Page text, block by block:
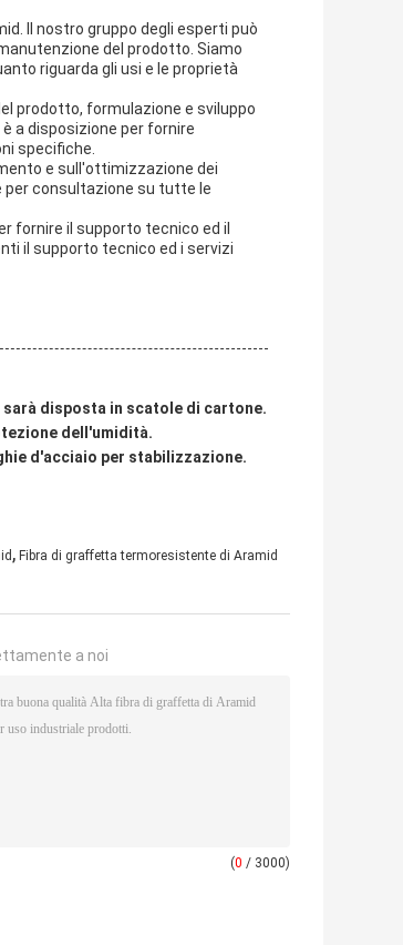
Il nostro gruppo degli esperti può
del prodotto. Siamo
riguarda gli usi e le proprietà
prodotto, formulazione e sviluppo
a disposizione per fornire
specifiche.
e sull'ottimizzazione dei
per consultazione su tutte le
fornire il supporto tecnico ed il
il supporto tecnico ed i servizi
disposta in scatole di cartone.
dell'umidità.
d'acciaio per stabilizzazione.
, Fibra di graffetta termoresistente di Aramid
a noi
(0 / 3000)